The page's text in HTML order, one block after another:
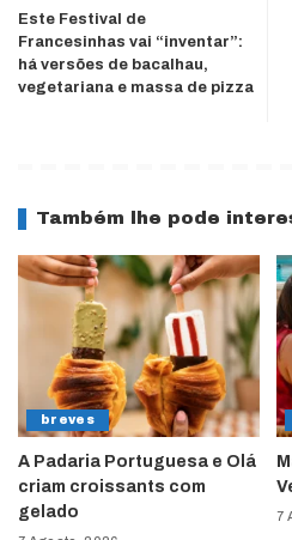
Este Festival de
Francesinhas vai “inventar”:
há versões de bacalhau,
vegetariana e massa de pizza
Também lhe pode
breves
A Padaria Portuguesa e Olá
criam croissants com
gelado
7